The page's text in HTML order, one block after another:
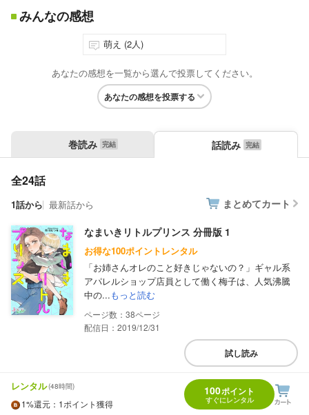
みんなの感想
萌え (2人)
あなたの感想を一覧から選んで投票してください。
あなたの感想を投票する
巻読み 話読み
全24話
1話から 最新話から まとめてカート
なまいきリトルプリンス 分冊版 1
お得な100ポイントレンタル
「お姉さんオレのこと好きじゃないの？」ギャル系
アパレルショップ店員として働く梅子は、人気沸騰
中の...もっと読む
38
配信日：2019/12/31
試し読み
レンタル(48時間)
1%還元 ：1ポイント獲得
100ポイント
すぐにレンタル